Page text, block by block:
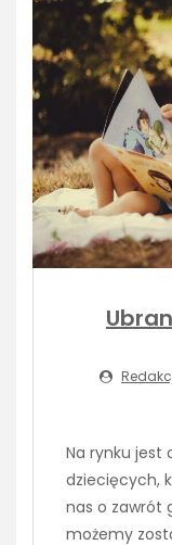
Na rynku jest
dziecięcych,
nas o zawrót
możemy